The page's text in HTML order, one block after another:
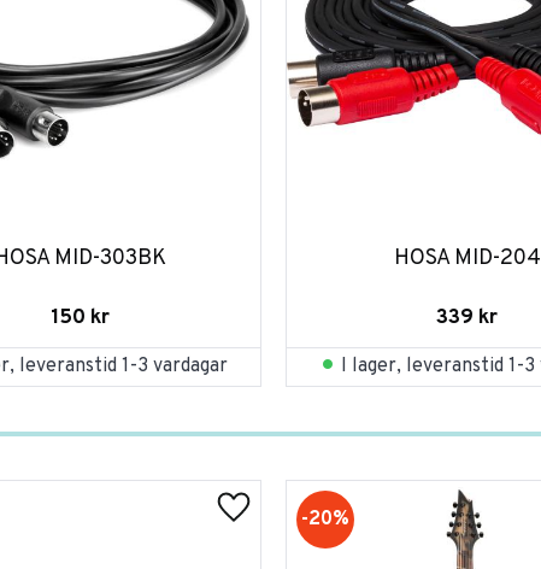
MID-303BK
150 kr
leveranstid 1-3 vardagar
HOSA MID-204
339 kr
I lager, leveranstid 1-3
20%